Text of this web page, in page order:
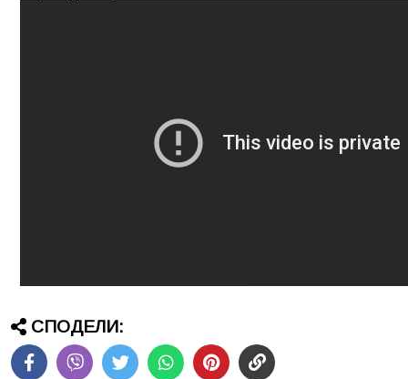
СПОДЕЛИ: